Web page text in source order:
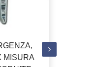
MISURA